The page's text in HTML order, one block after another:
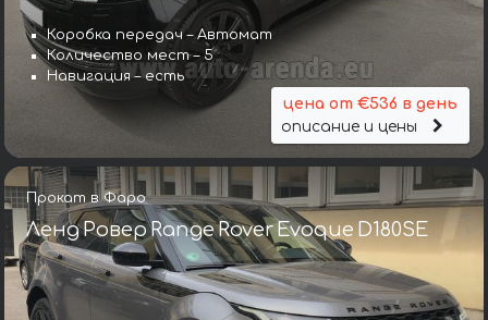
Коробка передач – Автомат
Количество мест – 5
Навигация – есть
цена от €536 в день
описание и цены
Прокат в Фаро
Ленд Ровер Range Rover Evoque D180SE